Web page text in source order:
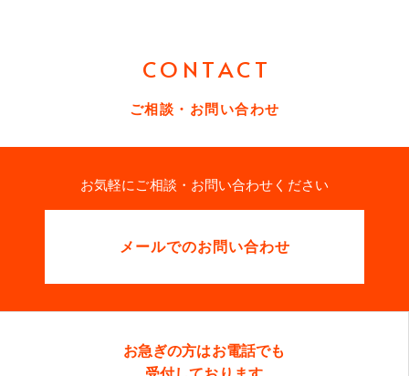
CONTACT
ご相談・お問い合わせ
お気軽にご相談・お問い合わせください
メールでのお問い合わせ
お急ぎの方はお電話でも